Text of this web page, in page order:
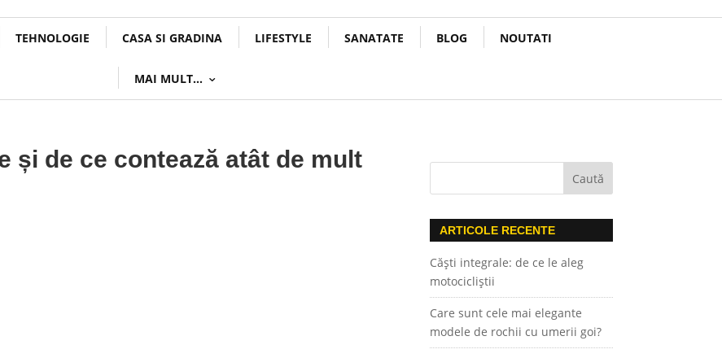
TEHNOLOGIE CASA SI GRADINA LIFESTYLE SANATATE BLOG NOUTATI
MAI MULT…
și de ce contează atât de mult
ARTICOLE RECENTE
Căști integrale: de ce le aleg
motocicliștii
Care sunt cele mai elegante
modele de rochii cu umerii goi?